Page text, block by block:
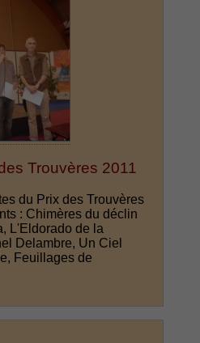
Trouvères 2011
du Prix des Trouvères
: Chimères du déclin
L'Eldorado de la
Delambre, Un Ciel
Feuillages de